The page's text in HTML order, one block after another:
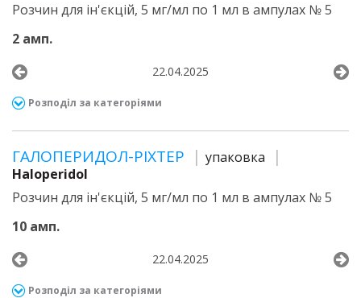
Розчин для ін'єкцій, 5 мг/мл по 1 мл в ампулах № 5
2 амп.
22.04.2025
Розподіл за категоріями
ГАЛОПЕРИДОЛ-РІХТЕР
упаковка
Haloperidol
Розчин для ін'єкцій, 5 мг/мл по 1 мл в ампулах № 5
10 амп.
22.04.2025
Розподіл за категоріями